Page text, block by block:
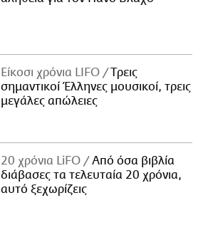
Είκοσι χρόνια LIFO
Tρεις
σημαντικοί Έλληνες μουσικοί, τρεις
μεγάλες απώλειες
20 χρόνια LiFO
Από όσα βιβλία
διάβασες τα τελευταία 20 χρόνια,
αυτό ξεχωρίζεις